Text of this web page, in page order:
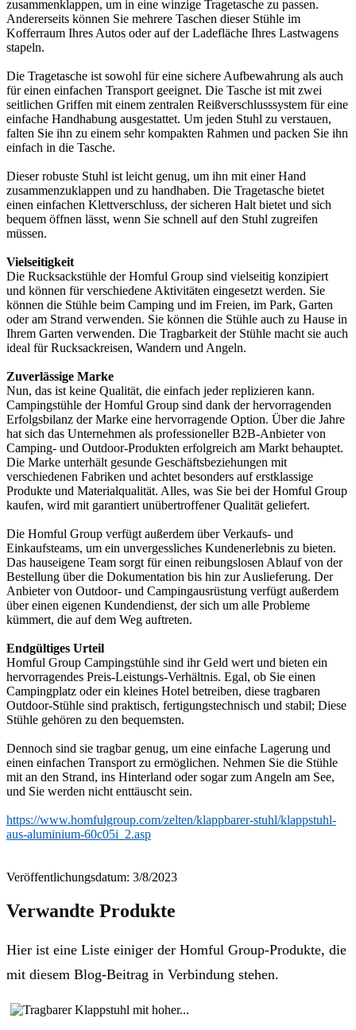
zusammenklappen, um in eine winzige Tragetasche zu passen.
Andererseits können Sie mehrere Taschen dieser Stühle im
Kofferraum Ihres Autos oder auf der Ladefläche Ihres Lastwagens
stapeln.
Die Tragetasche ist sowohl für eine sichere Aufbewahrung als auch
für einen einfachen Transport geeignet. Die Tasche ist mit zwei
seitlichen Griffen mit einem zentralen Reißverschlusssystem für eine
einfache Handhabung ausgestattet. Um jeden Stuhl zu verstauen,
falten Sie ihn zu einem sehr kompakten Rahmen und packen Sie ihn
einfach in die Tasche.
Dieser robuste Stuhl ist leicht genug, um ihn mit einer Hand
zusammenzuklappen und zu handhaben. Die Tragetasche bietet
einen einfachen Klettverschluss, der sicheren Halt bietet und sich
bequem öffnen lässt, wenn Sie schnell auf den Stuhl zugreifen
müssen.
Vielseitigkeit
Die Rucksackstühle der Homful Group sind vielseitig konzipiert
und können für verschiedene Aktivitäten eingesetzt werden. Sie
können die Stühle beim Camping und im Freien, im Park, Garten
oder am Strand verwenden. Sie können die Stühle auch zu Hause in
Ihrem Garten verwenden. Die Tragbarkeit der Stühle macht sie auch
ideal für Rucksackreisen, Wandern und Angeln.
Zuverlässige Marke
Nun, das ist keine Qualität, die einfach jeder replizieren kann.
Campingstühle der Homful Group sind dank der hervorragenden
Erfolgsbilanz der Marke eine hervorragende Option. Über die Jahre
hat sich das Unternehmen als professioneller B2B-Anbieter von
Camping- und Outdoor-Produkten erfolgreich am Markt behauptet.
Die Marke unterhält gesunde Geschäftsbeziehungen mit
verschiedenen Fabriken und achtet besonders auf erstklassige
Produkte und Materialqualität. Alles, was Sie bei der Homful Group
kaufen, wird mit garantiert unübertroffener Qualität geliefert.
Die Homful Group verfügt außerdem über Verkaufs- und
Einkaufsteams, um ein unvergessliches Kundenerlebnis zu bieten.
Das hauseigene Team sorgt für einen reibungslosen Ablauf von der
Bestellung über die Dokumentation bis hin zur Auslieferung. Der
Anbieter von Outdoor- und Campingausrüstung verfügt außerdem
über einen eigenen Kundendienst, der sich um alle Probleme
kümmert, die auf dem Weg auftreten.
Endgültiges Urteil
Homful Group Campingstühle sind ihr Geld wert und bieten ein
hervorragendes Preis-Leistungs-Verhältnis. Egal, ob Sie einen
Campingplatz oder ein kleines Hotel betreiben, diese tragbaren
Outdoor-Stühle sind praktisch, fertigungstechnisch und stabil; Diese
Stühle gehören zu den bequemsten.
Dennoch sind sie tragbar genug, um eine einfache Lagerung und
einen einfachen Transport zu ermöglichen. Nehmen Sie die Stühle
mit an den Strand, ins Hinterland oder sogar zum Angeln am See,
und Sie werden nicht enttäuscht sein.
https://www.homfulgroup.com/zelten/klappbarer-stuhl/klappstuhl-
aus-aluminium-60c05i_2.asp
Veröffentlichungsdatum: 3/8/2023
Verwandte Produkte
Hier ist eine Liste einiger der Homful Group-Produkte, die
mit diesem Blog-Beitrag in Verbindung stehen.